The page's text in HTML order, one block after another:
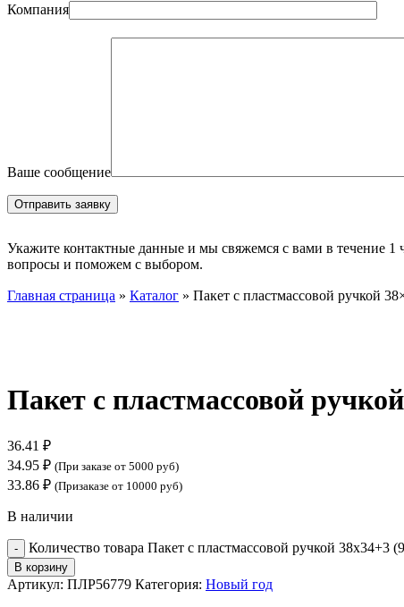
Компания
Ваше сообщение
Укажите контактные данные и мы свяжемся с вами в течение 1
вопросы и поможем с выбором.
Главная страница » Каталог » Пакет с пластмассовой ручкой
Пакет с пластмассовой
36.41 ₽
34.95 ₽ (При заказе от 5000 руб)
33.86 ₽ (Призаказе от 10000 руб)
В наличии
Количество товара Пакет с пластмассовой ручкой
В корзину
Артикул: ПЛР56779 Категория: Новый год